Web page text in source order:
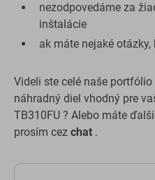
nezodpovedáme za
inštalácie
ak máte nejaké
Videli ste celé naše
náhradný diel vhodný pre
TB310FU ? Alebo máte
prosím cez chat .